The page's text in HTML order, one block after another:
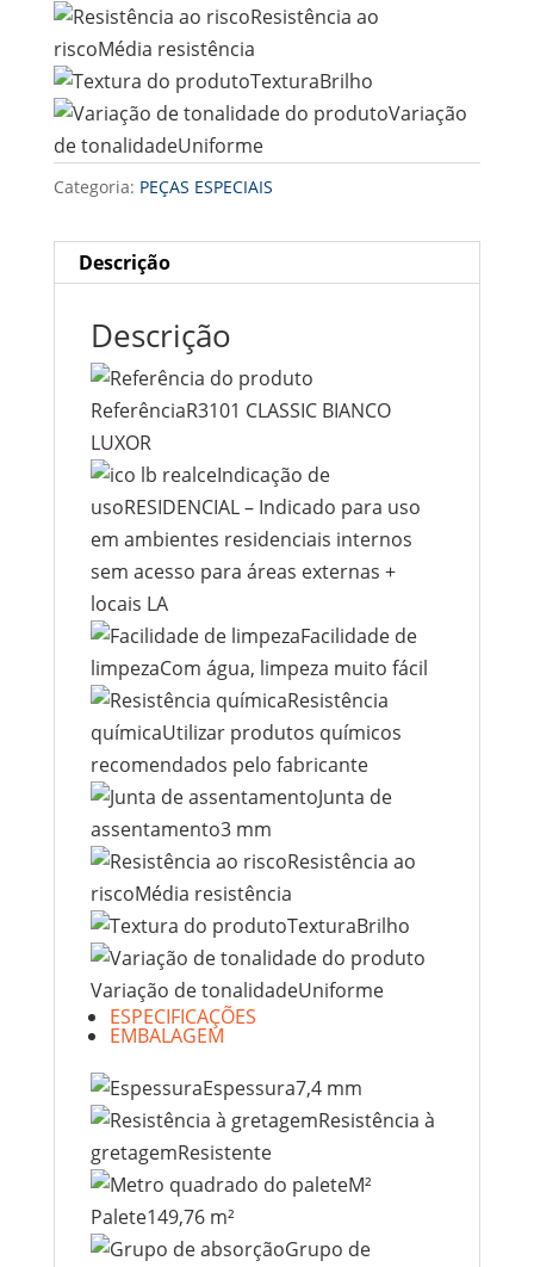
Resistência ao
riscoMédia resistência
TexturaBrilho
Variação
de tonalidadeUniforme
Categoria: PEÇAS ESPECIAIS
Descrição
Descrição
ReferênciaR3101 CLASSIC BIANCO
LUXOR
Indicação de
usoRESIDENCIAL – Indicado para uso
em ambientes residenciais internos
sem acesso para áreas externas +
locais LA
Facilidade de
limpezaCom água, limpeza muito fácil
Resistência
químicaUtilizar produtos químicos
recomendados pelo fabricante
Junta de
assentamento3 mm
Resistência ao
riscoMédia resistência
TexturaBrilho
Variação de tonalidadeUniforme
ESPECIFICAÇÕES
EMBALAGEM
Espessura7,4 mm
Resistência à
gretagemResistente
M²
Palete149,76 m²
Grupo de